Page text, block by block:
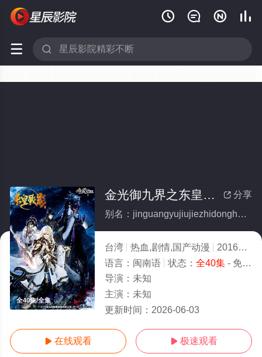
   
 
全40集/全集
 分享
金光御九界之东皇战影(全集)
别名：jinguangyujiujiezhidonghuangzhanying
台湾 热血,剧情,国产动漫 2016
2.0
语言： 闽南语 状态： 全40集- 免费在线观看
导演： 未知
主演： 未知
更新时间： 2026-06-03
 在线观看  极速观看